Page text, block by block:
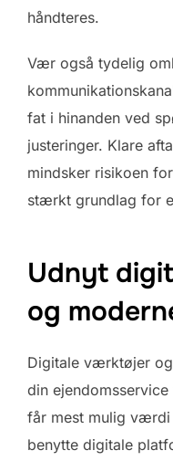
håndteres.
Vær også tydelig
fat i hinanden ved
justeringer. Klare
mindsker risikoen
stærkt grundlag for
Udnyt
og
Digitale værktøjer
din
får mest mulig værdi
benytte digitale